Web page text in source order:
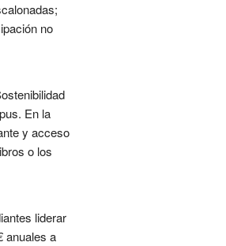
no
En la
y acceso
o los
liderar
anuales a